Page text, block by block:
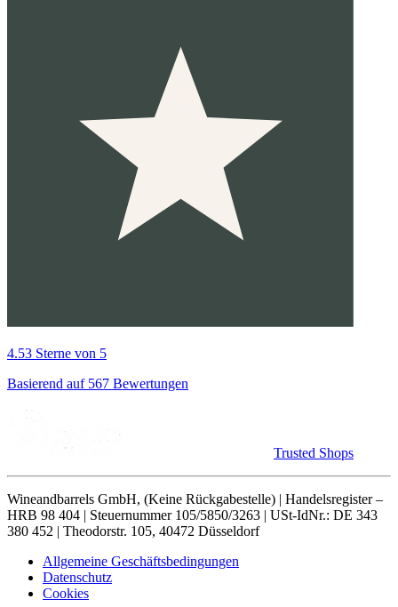
4.53 Sterne von 5
Basierend auf 567 Bewertungen
Trusted Shops
Wineandbarrels GmbH, (Keine Rückgabestelle) | Handelsregister –
HRB 98 404 | Steuernummer 105/5850/3263 | USt-IdNr.: DE 343
380 452 | Theodorstr. 105, 40472 Düsseldorf
Allgemeine Geschäftsbedingungen
Datenschutz
Cookies